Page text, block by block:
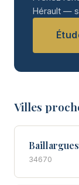
Hérault —
Villes
Baillargues
34670